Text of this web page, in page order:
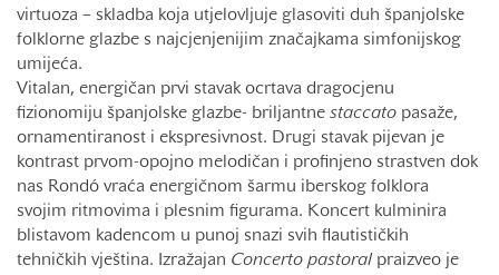
virtuoza – skladba koja utjelovljuje glasoviti duh španjolske
folklorne glazbe s najcjenjenijim značajkama simfonijskog
umijeća.
Vitalan, energičan prvi stavak ocrtava dragocjenu
fizionomiju španjolske glazbe- briljantne staccato pasaže,
ornamentiranost i ekspresivnost. Drugi stavak pijevan je
kontrast prvom-opojno melodičan i profinjeno strastven dok
nas Rondó vraća energičnom šarmu iberskog folklora
svojim ritmovima i plesnim figurama. Koncert kulminira
blistavom kadencom u punoj snazi svih flautističkih
tehničkih vještina. Izražajan Concerto pastoral praizveo je